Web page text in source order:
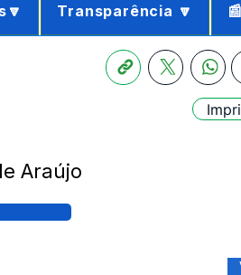
Transparência 🔽
Araújo